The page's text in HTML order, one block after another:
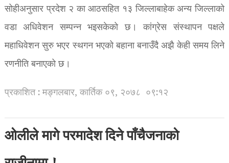
सोहीअनुसार प्रदेश २ का आठसहित १३ जिल्लाबाहेक अन्य जिल्लाको
वडा अधिवेशन सम्पन्न भइसकेको छ। कांग्रेस संस्थापन पक्षले
महाधिवेशन सुरु भएर स्थगन भएको बहाना बनाउँदै अझै केही समय लिने
रणनीति बनाएको छ।
प्रकाशित : मङ्गलबार, कार्तिक ०९, २०७८ ०९:१२
ओलीले मागे परमादेश दिने पाँचैजनाको